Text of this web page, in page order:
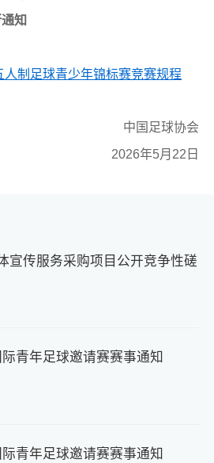
知
人制足球青少年锦标赛竞赛规程
中国足球协会
2026年5月22日
宣传服务采购项目公开竞争性磋
青年足球邀请赛赛事通知
青年足球邀请赛赛事通知